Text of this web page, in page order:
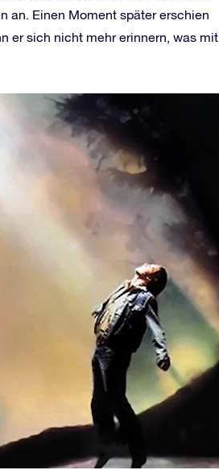
an. Einen Moment später erschien
er sich nicht mehr erinnern, was mit